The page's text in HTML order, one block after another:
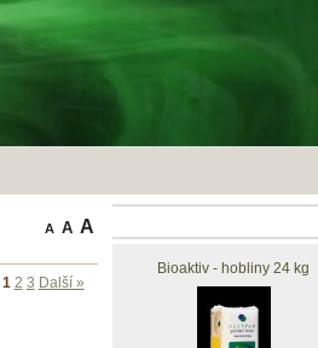
Bioaktiv - hobliny 24 kg
A A A
1 2 3 Další »